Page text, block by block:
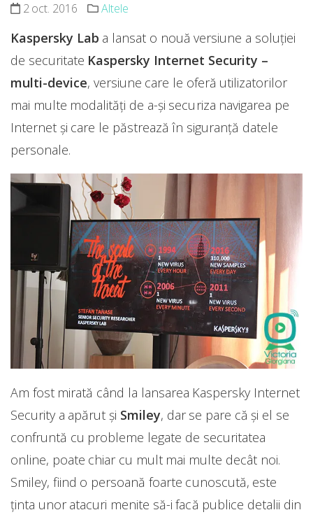
2 oct. 2016 Altele
Kaspersky Lab a lansat o nouă versiune a soluției
de securitate Kaspersky Internet Security –
multi-device, versiune care le oferă utilizatorilor
mai multe modalități de a-și securiza navigarea pe
Internet și care le păstrează în siguranță datele
personale.
Am fost mirată când la lansarea Kaspersky Internet
Security a apărut și Smiley, dar se pare că și el se
confruntă cu probleme legate de securitatea
online, poate chiar cu mult mai multe decât noi.
Smiley, fiind o persoană foarte cunoscută, este
ținta unor atacuri menite să-i facă publice detalii din